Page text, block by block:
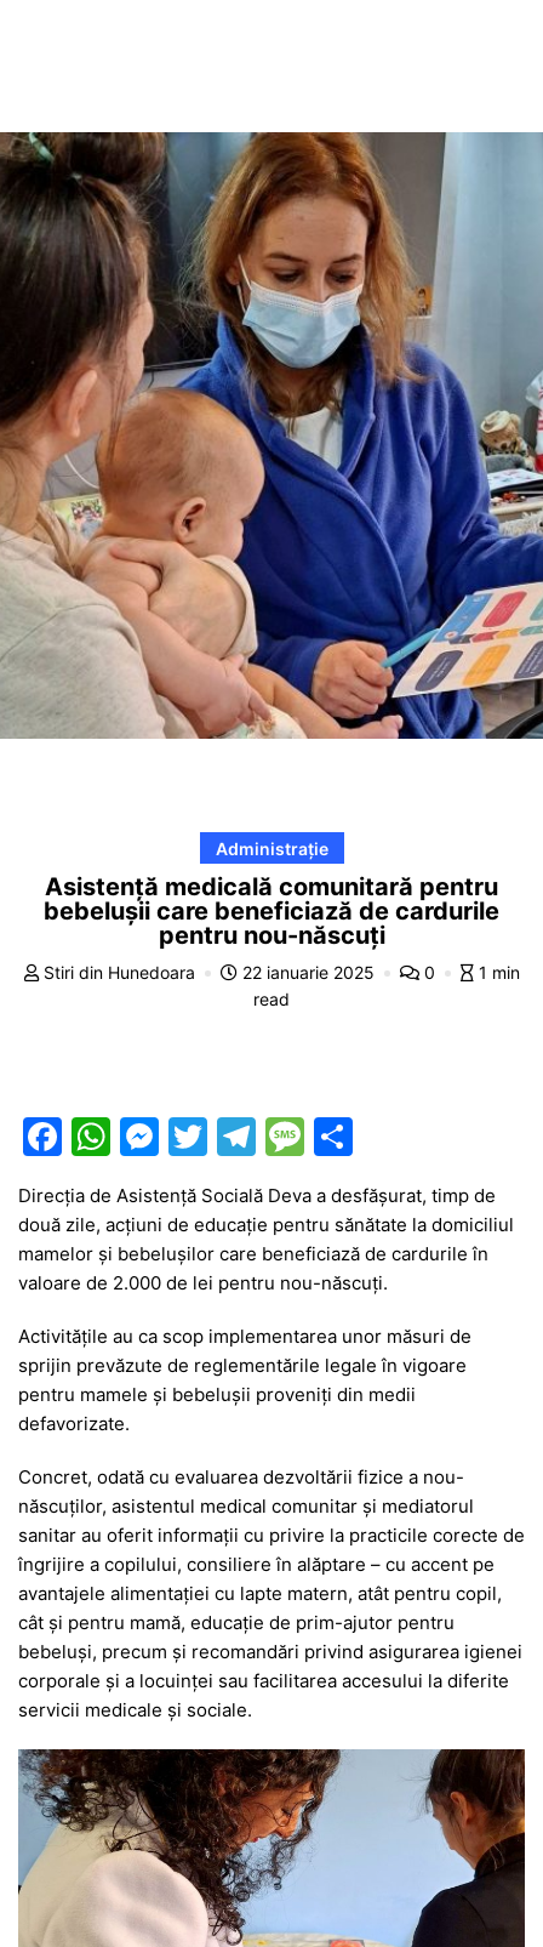
Administrație
Asistență medicală comunitară pentru
bebelușii care beneficiază de cardurile
pentru nou-născuți
Stiri din Hunedoara 22 ianuarie 2025 0
1 min
read
F
a
c
e
b
o
o
k
W
at
s
A
p
p
M
s
s
e
n
g
er
T
w
itt
er
T
e
gr
a
m
M
s
s
a
g
e
ar
ta
je
a
z
ă
Direcția de Asistență Socială Deva a desfășurat, timp de
două zile, acțiuni de educație pentru sănătate la domiciliul
mamelor și bebelușilor care beneficiază de cardurile în
valoare de 2.000 de lei pentru nou-născuți.
Activitățile au ca scop implementarea unor măsuri de
sprijin prevăzute de reglementările legale în vigoare
pentru mamele și bebelușii proveniți din medii
defavorizate.
Concret, odată cu evaluarea dezvoltării fizice a nou-
născuților, asistentul medical comunitar și mediatorul
sanitar au oferit informații cu privire la practicile corecte de
îngrijire a copilului, consiliere în alăptare – cu accent pe
avantajele alimentației cu lapte matern, atât pentru copil,
cât și pentru mamă, educație de prim-ajutor pentru
bebeluși, precum și recomandări privind asigurarea igienei
corporale și a locuinței sau facilitarea accesului la diferite
servicii medicale și sociale.